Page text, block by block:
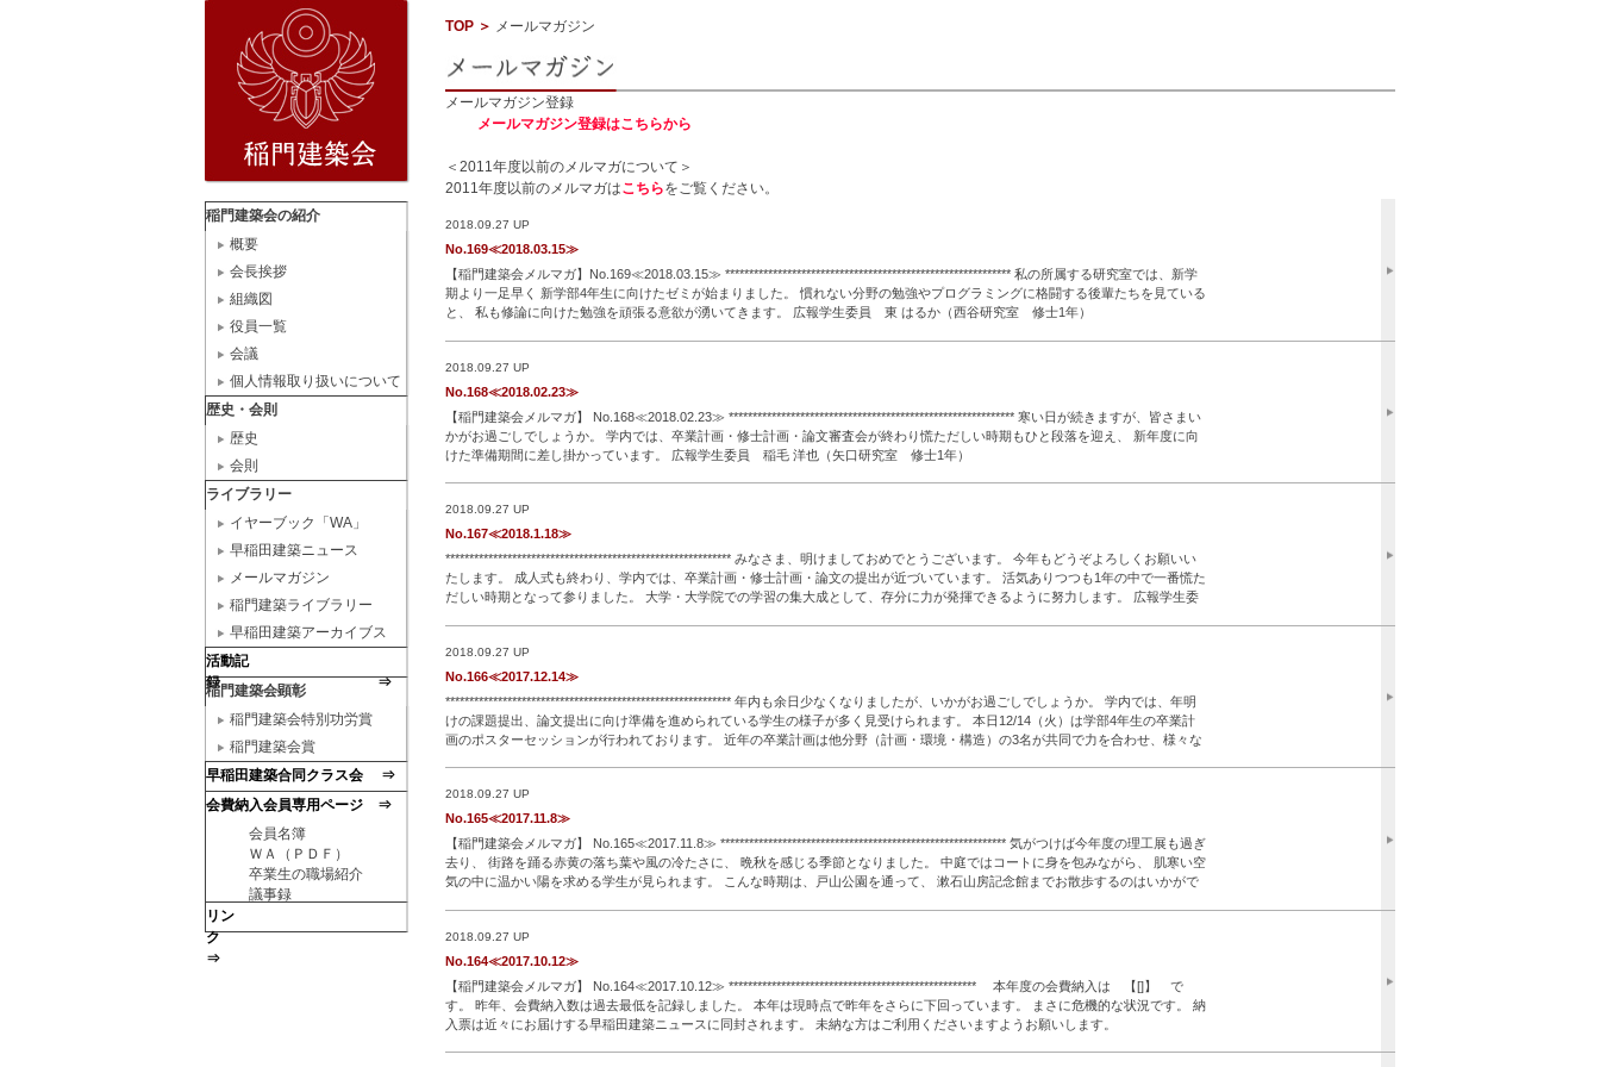
稲門建築会の紹介
概要
会長挨拶
組織図
役員一覧
会議
個人情報取り扱いについて
歴史・会則
歴史
会則
ライブラリー
イヤーブック「WA」
早稲田建築ニュース
メールマガジン
稲門建築ライブラリー
早稲田建築アーカイブス
活動記
録 ⇒
稲門建築会顕彰
稲門建築会特別功労賞
稲門建築会賞
早稲田建築合同クラス会 ⇒
会費納入会員専用ページ ⇒
会員名簿
ＷＡ（ＰＤＦ）
卒業生の職場紹介
議事録
リン
ク
⇒
TOP ＞ メールマガジン
メールマガジン登録
メールマガジン登録はこちらから
＜2011年度以前のメルマガについて＞
2011年度以前のメルマガはこちらをご覧ください。
2018.09.27 UP
No.169≪2018.03.15≫
【稲門建築会メルマガ】No.169≪2018.03.15≫ ************************************************************ 私の所属する研究室では、新学
期より一足早く 新学部4年生に向けたゼミが始まりました。 慣れない分野の勉強やプログラミングに格闘する後輩たちを見ている
と、 私も修論に向けた勉強を頑張る意欲が湧いてきます。 広報学生委員 東 はるか（西谷研究室 修士1年）
2018.09.27 UP
No.168≪2018.02.23≫
【稲門建築会メルマガ】 No.168≪2018.02.23≫ ************************************************************ 寒い日が続きますが、皆さまい
かがお過ごしでしょうか。 学内では、卒業計画・修士計画・論文審査会が終わり慌ただしい時期もひと段落を迎え、 新年度に向
けた準備期間に差し掛かっています。 広報学生委員 稲毛 洋也（矢口研究室 修士1年）
2018.09.27 UP
No.167≪2018.1.18≫
************************************************************ みなさま、明けましておめでとうございます。 今年もどうぞよろしくお願いい
たします。 成人式も終わり、学内では、卒業計画・修士計画・論文の提出が近づいています。 活気ありつつも1年の中で一番慌た
だしい時期となって参りました。 大学・大学院での学習の集大成として、存分に力が発揮できるように努力します。 広報学生委
2018.09.27 UP
No.166≪2017.12.14≫
************************************************************ 年内も余日少なくなりましたが、いかがお過ごしでしょうか。 学内では、年明
けの課題提出、論文提出に向け準備を進められている学生の様子が多く見受けられます。 本日12/14（火）は学部4年生の卒業計
画のポスターセッションが行われております。 近年の卒業計画は他分野（計画・環境・構造）の3名が共同で力を合わせ、様々な
2018.09.27 UP
No.165≪2017.11.8≫
【稲門建築会メルマガ】 No.165≪2017.11.8≫ ************************************************************ 気がつけば今年度の理工展も過ぎ
去り、 街路を踊る赤黄の落ち葉や風の冷たさに、 晩秋を感じる季節となりました。 中庭ではコートに身を包みながら、 肌寒い空
気の中に温かい陽を求める学生が見られます。 こんな時期は、戸山公園を通って、 漱石山房記念館までお散歩するのはいかがで
2018.09.27 UP
No.164≪2017.10.12≫
【稲門建築会メルマガ】 No.164≪2017.10.12≫ **************************************************** 本年度の会費納入は 【[]】 で
す。 昨年、会費納入数は過去最低を記録しました。 本年は現時点で昨年をさらに下回っています。 まさに危機的な状況です。 納
入票は近々にお届けする早稲田建築ニュースに同封されます。 未納な方はご利用くださいますようお願いします。